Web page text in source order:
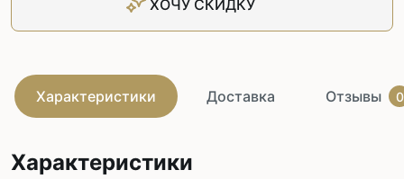
ХОЧУ СКИДКУ
Характеристики Доставка Отзывы 0
Характеристики